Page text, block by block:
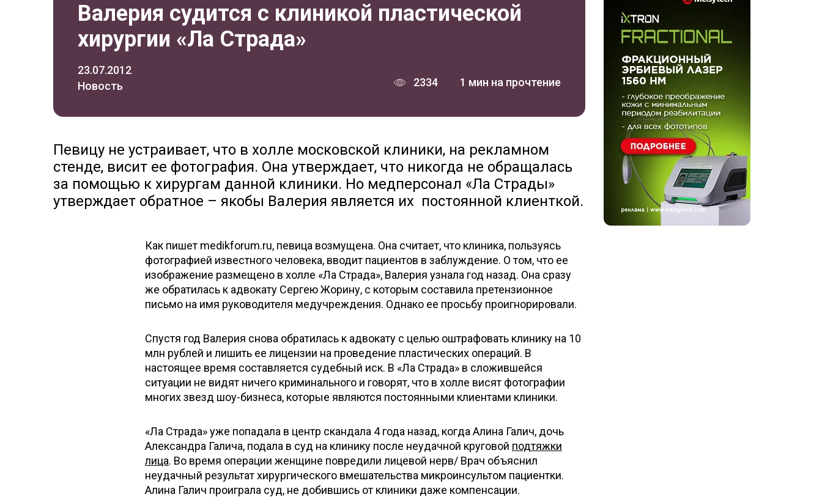
Валерия судится с клиникой пластической
хирургии «Ла Страда»
23.07.2012
Новость
2334 1 мин на прочтение
Певицу не устраивает, что в холле московской клиники, на рекламном
стенде, висит ее фотография. Она утверждает, что никогда не обращалась
за помощью к хирургам данной клиники. Но медперсонал «Ла Страды»
утверждает обратное – якобы Валерия является их постоянной клиенткой.
Как пишет medikforum.ru, певица возмущена. Она считает, что клиника, пользуясь
фотографией известного человека, вводит пациентов в заблуждение. О том, что ее
изображение размещено в холле «Ла Страда», Валерия узнала год назад. Она сразу
же обратилась к адвокату Сергею Жорину, с которым составила претензионное
письмо на имя руководителя медучреждения. Однако ее просьбу проигнорировали.
Спустя год Валерия снова обратилась к адвокату с целью оштрафовать клинику на 10
млн рублей и лишить ее лицензии на проведение пластических операций. В
настоящее время составляется судебный иск. В «Ла Страда» в сложившейся
ситуации не видят ничего криминального и говорят, что в холле висят фотографии
многих звезд шоу-бизнеса, которые являются постоянными клиентами клиники.
«Ла Страда» уже попадала в центр скандала 4 года назад, когда Алина Галич, дочь
Александра Галича, подала в суд на клинику после неудачной круговой подтяжки
лица. Во время операции женщине повредили лицевой нерв/ Врач объяснил
неудачный результат хирургического вмешательства микроинсультом пациентки.
Алина Галич проиграла суд, не добившись от клиники даже компенсации.